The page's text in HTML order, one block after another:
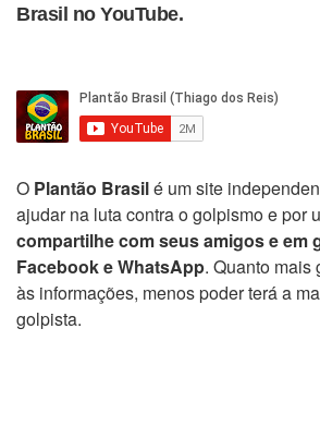
Brasil no YouTube.
O Plantão Brasilé um site
ajudar na luta contra o golpismo e por
compartilhe com seus amigos e em
Facebook e WhatsApp. Quanto mais
às informações, menos poder terá a
golpista.